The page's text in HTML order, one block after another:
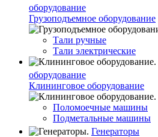
оборудование
Грузоподъемное оборудование
Тали ручные
Тали электрические
оборудование
Клининговое оборудование
Поломоечные машины
Подметальные машины
Генераторы